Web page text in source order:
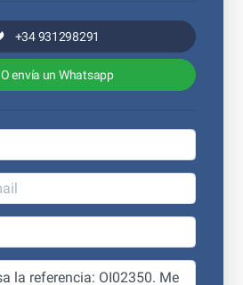
+34 931298291
O envía un Whatsapp